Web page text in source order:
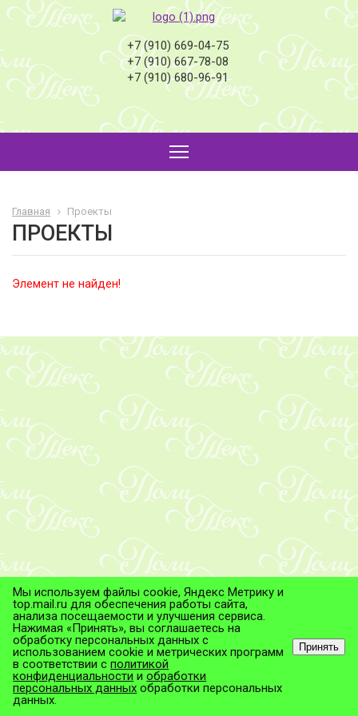
+7 (910) 669-04-75
+7 (910) 667-78-08
+7 (910) 680-96-91
Главная Проекты
ПРОЕКТЫ
Элемент не найден!
© ТД "ПолиТекс", 2026
Все права защищены.
Мы используем файлы cookie, Яндекс Метрику и
top.mail.ru для обеспечения работы сайта,
анализа посещаемости и улучшения сервиса.
Нажимая «Принять», вы соглашаетесь на
обработку персональных данных с
использованием cookie и метрических программ
в соответствии сполитикой
конфиденциальности иобработки
персональных данных обработки персональных
данных.
Принять